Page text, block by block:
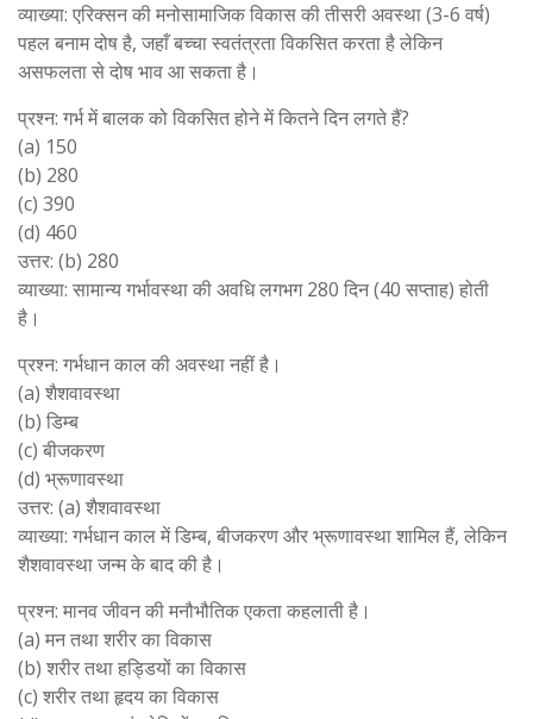
व्याख्या: एरिक्सन की मनोसामाजिक विकास की तीसरी अवस्था (3-6 वर्ष)
पहल बनाम दोष है, जहाँ बच्चा स्वतंत्रता विकसित करता है लेकिन
असफलता से दोष भाव आ सकता है।
प्रश्न: गर्भ में बालक को विकसित होने में कितने दिन लगते हैं?
(a) 150
(b) 280
(c) 390
(d) 460
उत्तर: (b) 280
व्याख्या: सामान्य गर्भावस्था की अवधि लगभग 280 दिन (40 सप्ताह) होती
है।
प्रश्न: गर्भधान काल की अवस्था नहीं है।
(a) शैशवावस्था
(b) डिम्ब
(c) बीजकरण
(d) भ्रूणावस्था
उत्तर: (a) शैशवावस्था
व्याख्या: गर्भधान काल में डिम्ब, बीजकरण और भ्रूणावस्था शामिल हैं, लेकिन
शैशवावस्था जन्म के बाद की है।
प्रश्न: मानव जीवन की मनौभौतिक एकता कहलाती है।
(a) मन तथा शरीर का विकास
(b) शरीर तथा हड्डियों का विकास
(c) शरीर तथा हृदय का विकास